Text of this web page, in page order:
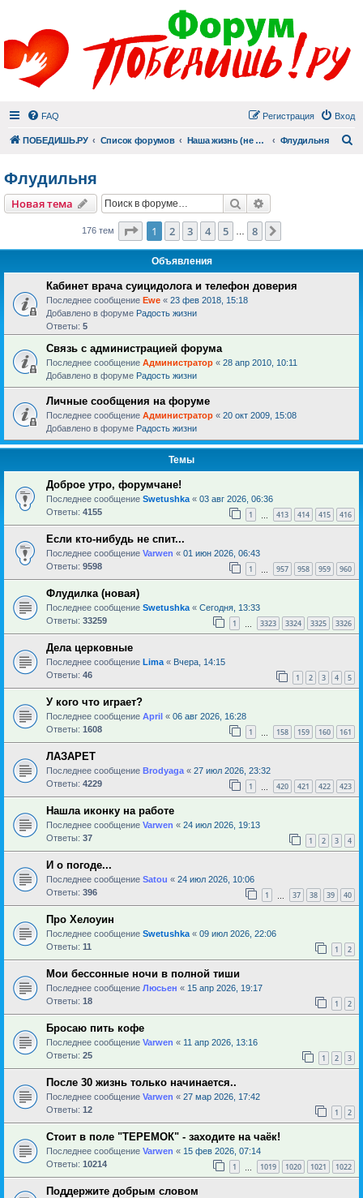
FAQ Вход
Регистрация
ПОБЕДИШЬ.РУ Список форумов Наша жизнь (не всё же о суициде!) Флудильня
Флудильня
Новая тема Поиск
176 тем Страница из
1 2 3 4 5 8
Объявления
Кабинет врача суицидолога и телефон доверия
Последнее сообщение Ewe « 23 фев 2018, 15:18
Добавлено в форуме Радость жизни
Ответы: 5
Связь с администрацией форума
Последнее сообщение Администратор « 28 апр 2010, 10:11
Добавлено в форуме Радость жизни
Личные сообщения на форуме
Последнее сообщение Администратор « 20 окт 2009, 15:08
Добавлено в форуме Радость жизни
Темы
Доброе утро, форумчане!
Последнее сообщение Swetushka « 03 авг 2026, 06:36
Ответы: 4155 1 413 414 415 416
Если кто-нибудь не спит...
Последнее сообщение Varwen « 01 июн 2026, 06:43
Ответы: 9598 1 957 958 959 960
Флудилка (новая)
Последнее сообщение Swetushka « Сегодня, 13:33
Ответы: 33259 1 3323 3324 3325 3326
Дела церковные
Последнее сообщение Lima « Вчера, 14:15
Ответы: 46 1 2 3 4 5
У кого что играет?
Последнее сообщение April « 06 авг 2026, 16:28
Ответы: 1608 1 158 159 160 161
ЛАЗАРЕТ
Последнее сообщение Brodyaga « 27 июл 2026, 23:32
Ответы: 4229 1 420 421 422 423
Нашла иконку на работе
Последнее сообщение Varwen « 24 июл 2026, 19:13
Ответы: 37 1 2 3 4
И о погоде...
Последнее сообщение Satou « 24 июл 2026, 10:06
Ответы: 396 1 37 38 39 40
Про Хелоуин
Последнее сообщение Swetushka « 09 июл 2026, 22:06
Ответы: 11 1 2
Мои бессонные ночи в полной тиши
Последнее сообщение Люсьен « 15 апр 2026, 19:17
Ответы: 18 1 2
Бросаю пить кофе
Последнее сообщение Varwen « 11 апр 2026, 13:16
Ответы: 25 1 2 3
После 30 жизнь только начинается..
Последнее сообщение Varwen « 27 мар 2026, 17:42
Ответы: 12 1 2
Стоит в поле "ТЕРЕМОК" - заходите на чаёк!
Последнее сообщение Varwen « 15 фев 2026, 07:14
Ответы: 10214 1 1019 1020 1021 1022
Поддержите добрым словом